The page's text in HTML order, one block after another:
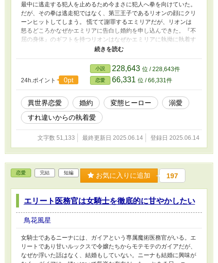
最中に逃走する犯人を止めるため今まさに犯人へ拳を向けていた。
だが、その拳は逃走犯ではなく、第三王子であるリオンの顔にクリ
ーンヒットしてしまう。 慌てて謝罪するエミリアだが、リオンは
怒るどころかなぜかエミリアに告白し婚約を申し込んできた。『不
屈の身体』のギフトを持つリオンはなぜかエミリアに執拗に執着す
る。 「拳を受けて痛いと思ったことは初めてだ。君を思うと心臓
がドキドキしてしまう。他の誰にもこんな気持ちになることはなか
った。俺は君のことが好きなんだ」 （いや、それって拳が当たっ
て痛かった衝撃で、胸がドキドキしているのを勘違いしているだけ
なのでは？） 痛みと恐怖を知らない不屈な身体能力を持つ第三王
子と、強すぎるが故に男性から距離を取られてしまっていた初心な
令嬢のピュアピュアなラブストーリー。
24h.ポイント 0pt
小説 228,643 位 / 228,643件
恋愛 66,331 位 / 66,331件
異世界恋愛 婚約 変態ヒーロー
溺愛
すれ違いからの執着愛
文字数 51,133 最終更新日 2025.06.14 登録日 2025.06.14
恋愛 完結 短編 お気に入りに追加 197
エリート医務官は女騎士を徹底的に甘やかしたい
鳥花風星
女騎士であるニーナには、ガイアという専属魔術医務官がいる。エ
リートであり甘いルックスで令嬢たちからモテモテのガイアだが、
なぜか浮いた話はなく、結婚もしていない。ニーナも結婚に興味が